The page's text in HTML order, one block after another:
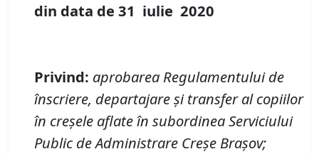
din data de 31 iulie 2020
Privind: aprobarea Regulamentului de
înscriere, departajareși transfer al copiilor
în creșele aflateîn subordinea Serviciului
Public de Administrare Creșe Brașov;